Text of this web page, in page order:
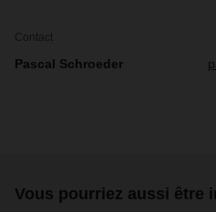
Contact
Pascal Schroeder
Vous pourriez aussi être